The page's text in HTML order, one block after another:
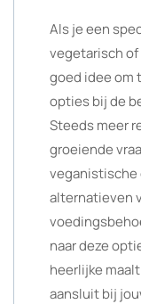
Als je een
vegetarisch
goed idee om
opties bij de
Steeds meer
groeiende
veganistische
alternatieven
naar deze
heerlijke
aansluit bij